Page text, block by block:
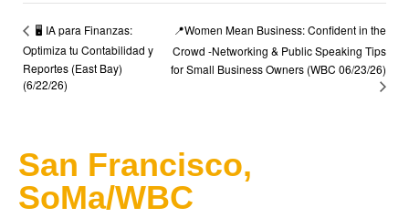
🖥️ IA para Finanzas:
Optimiza tu Contabilidad y
Reportes (East Bay)
(6/22/26)
📍Women Mean Business: Confident in the
Crowd -Networking & Public Speaking Tips
for Small Business Owners (WBC 06/23/26)
San Francisco,
SoMa/WBC